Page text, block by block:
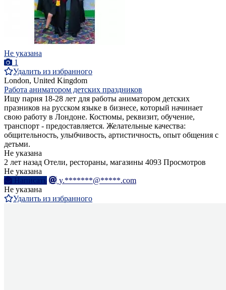
Не указана
1
Удалить из избранного
London, United Kingdom
Работа аниматором детских праздников
Ищу парня 18-28 лет для работы аниматором детских
празников на русском языке в бизнесе, который начинает
свою работу в Лондоне. Костюмы, реквизит, обучение,
транспорт - предоставляется. Желательные качества:
общительность, улыбчивость, артистичность, опыт общения с
детьми.
Не указана
2 лет назад Отели, рестораны, магазины 4093 Просмотров
Не указана
Написать
y.*******@*****.com
Не указана
Удалить из избранного